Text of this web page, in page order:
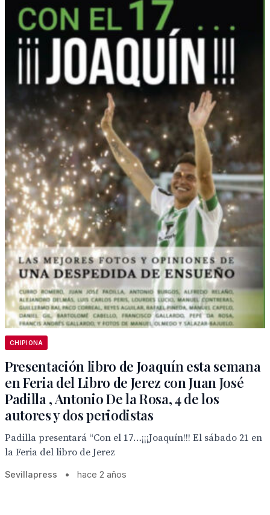
CHIPIONA
Presentación libro de Joaquín esta semana
en Feria del Libro de Jerez con Juan José
Padilla , Antonio De la Rosa, 4 de los
autores y dos periodistas
Padilla presentará “Con el 17…¡¡¡Joaquín!!! El sábado 21 en
la Feria del libro de Jerez
Sevillapress • hace 2 años